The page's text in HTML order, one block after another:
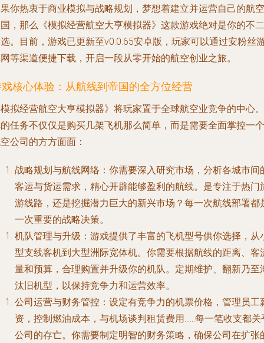
你热衷于商业模拟与战略规划，梦想着建立并运营自己的航空
，那么《模拟经营航空大亨模拟器》这款游戏绝对是你的不二
。目前，游戏已更新至v0.0.65安卓版，玩家可以通过安粉丝
等渠道便捷下载，开启一段从零开始的航空创业之旅。
核心体验：从航线到帝国的全方位经营
拟经营航空大亨模拟器》将玩家置于全球航空业竞争的中心。
任务不仅仅是购买几架飞机那么简单，而是需要全面掌控一个
公司的方方面面：
战略规划与航线网络 ：你需要深入研究市场，分析各城市间
客运与货运需求，精心开辟能够盈利的航线。是专注于热门
游线路，还是挖掘潜力巨大的新兴市场？每一次航线部署都
一次重要的战略决策。
机队管理与升级 ：游戏提供了丰富的飞机型号供你选择，从
型支线客机到大型洲际宽体机。你需要根据航线的距离、客
量和预算，合理购置并升级你的机队。定期维护、翻新乃至
汰旧机型，以保持竞争力和运营效率。
公司运营与财务管控 ：设定有竞争力的机票价格，管理员工
资，控制燃油成本，与机场谈判租赁费用……每一笔收支都关
公司的存亡。你需要制定明智的财务策略，确保公司在扩张